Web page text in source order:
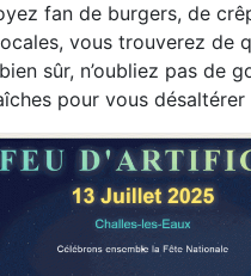
fan de burgers, de
vous trouverez de
sûr, n’oubliez pas de
pour vous désaltérer